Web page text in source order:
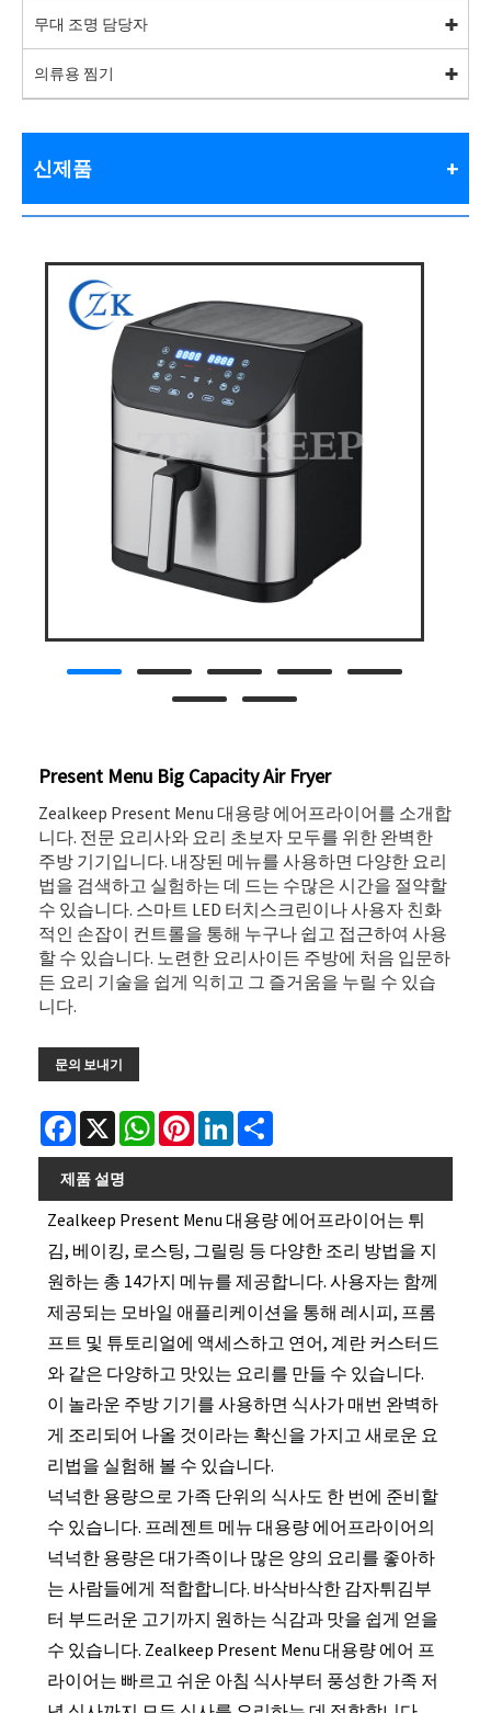
무대 조명 담당자
의류용 찜기
신제품
Present Menu Big Capacity Air Fryer
Zealkeep Present Menu 대용량 에어프라이어를 소개합
니다. 전문 요리사와 요리 초보자 모두를 위한 완벽한
주방 기기입니다. 내장된 메뉴를 사용하면 다양한 요리
법을 검색하고 실험하는 데 드는 수많은 시간을 절약할
수 있습니다. 스마트 LED 터치스크린이나 사용자 친화
적인 손잡이 컨트롤을 통해 누구나 쉽고 접근하여 사용
할 수 있습니다. 노련한 요리사이든 주방에 처음 입문하
든 요리 기술을 쉽게 익히고 그 즐거움을 누릴 수 있습
니다.
문의 보내기
Facebook
X WhatsAppPinterestLinkedIn
제품 설명
Zealkeep Present Menu 대용량 에어프라이어는 튀
김, 베이킹, 로스팅, 그릴링 등 다양한 조리 방법을 지
원하는 총 14가지 메뉴를 제공합니다. 사용자는 함께
제공되는 모바일 애플리케이션을 통해 레시피, 프롬
프트 및 튜토리얼에 액세스하고 연어, 계란 커스터드
와 같은 다양하고 맛있는 요리를 만들 수 있습니다.
이 놀라운 주방 기기를 사용하면 식사가 매번 완벽하
게 조리되어 나올 것이라는 확신을 가지고 새로운 요
리법을 실험해 볼 수 있습니다.
넉넉한 용량으로 가족 단위의 식사도 한 번에 준비할
수 있습니다. 프레젠트 메뉴 대용량 에어프라이어의
넉넉한 용량은 대가족이나 많은 양의 요리를 좋아하
는 사람들에게 적합합니다. 바삭바삭한 감자튀김부
터 부드러운 고기까지 원하는 식감과 맛을 쉽게 얻을
수 있습니다. Zealkeep Present Menu 대용량 에어 프
라이어는 빠르고 쉬운 아침 식사부터 풍성한 가족 저